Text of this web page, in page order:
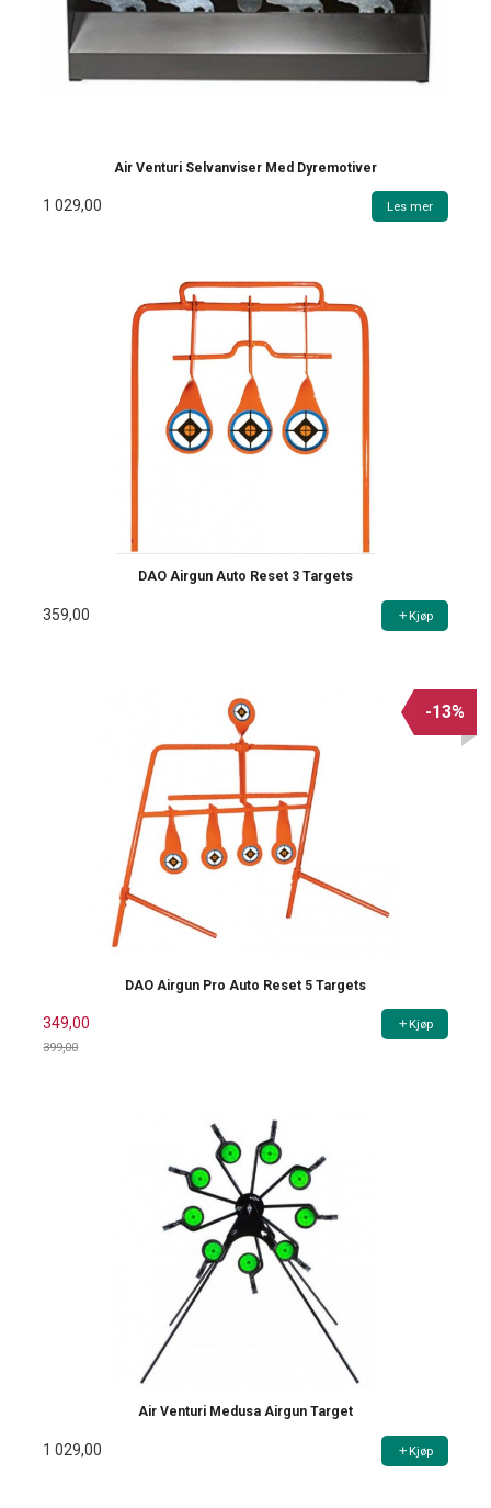
Air Venturi Selvanviser Med Dyremotiver
1 029,00 Les mer
DAO Airgun Auto Reset 3 Targets
359,00 Kjøp
DAO Airgun Pro Auto Reset 5 Targets
349,00
399,00
-13%
Kjøp
Air Venturi Medusa Airgun Target
1 029,00 Kjøp